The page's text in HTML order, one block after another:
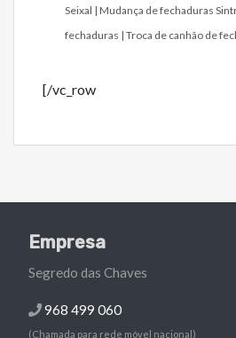
Seixal Mudança de fechaduras
fechaduras Troca de canhão de
[/vc_row
Empresa
Segredo das Chaves
968 499 060
(Chamada para rede móvel nacional)